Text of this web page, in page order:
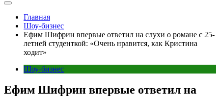
Главная
Шоу-бизнес
Ефим Шифрин впервые ответил на слухи о романе с 25-
летней студенткой: «Очень нравится, как Кристина
ходит»
Шоу-бизнес
Ефим Шифрин впервые ответил на